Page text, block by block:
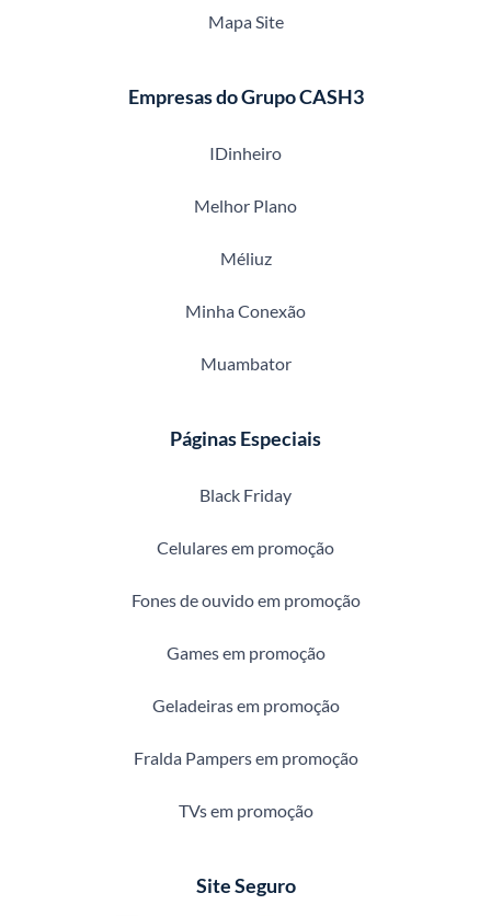
Mapa Site
Empresas do Grupo CASH3
IDinheiro
Melhor Plano
Méliuz
Minha Conexão
Muambator
Páginas Especiais
Black Friday
Celulares em promoção
Fones de ouvido em promoção
Games em promoção
Geladeiras em promoção
Fralda Pampers em promoção
TVs em promoção
Site Seguro